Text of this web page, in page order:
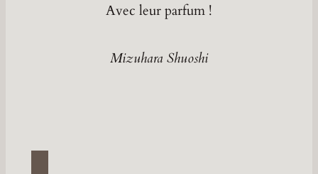
Avec leur parfum !
Mizuhara Shuoshi